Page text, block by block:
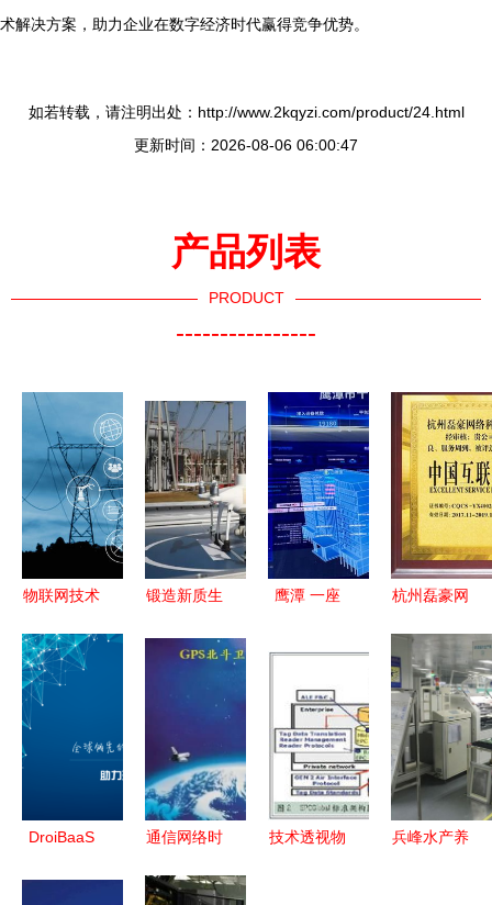
术解决方案，助力企业在数字经济时代赢得竞争优势。
如若转载，请注明出处：http://www.2kqyzi.com/product/24.html
更新时间：2026-08-06 06:00:47
产品列表
PRODUCT
----------------
物联网技术
络技术服务
行业 核心
受益者与未
锻造新质生
科技以核心
跃升
鹰潭 一座
能的智慧新
城
杭州磊豪网
卓越技术服
务，铸就互
联网行业优
秀服务商
DroiBaaS
通信网络时
技术透视物
兵峰水产养